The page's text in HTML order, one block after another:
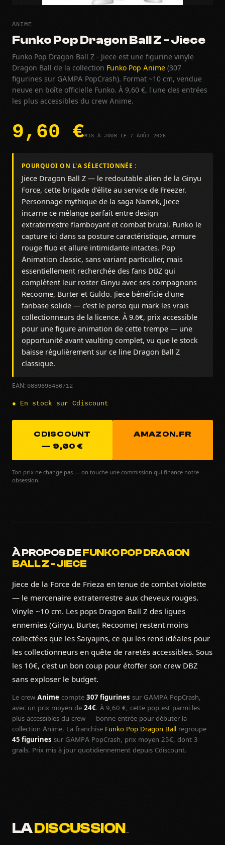
ANIME
Funko Pop Dragon Ball Z - Jiece
Funko Pop Dragon Ball Z - Jiece est une figurine vinyle
Dragon Ball de la collection Funko Pop Anime (307
figurines sur GAMPA PopCrash). Format ~10 cm, vendue
neuve en boîte officielle Funko. À 9,60 €, l'une des entrées
les plus accessibles du crew Anime.
9,60 €MIS À JOUR LE 7 AOÛT 2026
POURQUOI ON L'A SÉLECTIONNÉE :
Jiece Dragon Ball Z — le redoutable alien de la Ginyu
Force, cette brigade d'élite au service de Freezer.
Personnage mythique de la saga Namek, Jiece
incarne ce mélange parfait entre design
extraterrestre flamboyant et combat brutal. Funko le
capture ici dans sa posture caractéristique, armure
rouge fluo et allure intimidante intactes. Pop
Animation classic, sans variant particulier, mais
essentiellement recherchée des fans DBZ qui
complètent leur roster Ginyu avec ses compagnons
Recoome, Burter et Guldo. Jiece bénéficie d'une
fanbase solide — c'est le perso qui mark les vrais
collectionneurs de la licence. À 9.6€, prix accessible
pour une figure animation de cette trempe — une
opportunité avant vaulting complet, vu que le stock
baisse régulièrement sur ce line Dragon Ball Z
classique.
EAN: 0889698486712
● En stock sur Cdiscount
CDISCOUNT
— 9,60 €
AMAZON.FR
Ton prix ne change pas — on touche une commission qui finance notre
obsession.
À PROPOS DEFUNKO POP DRAGON
BALL Z - JIECE
Jiece de la Force de Frieza en tenue de combat violette
— le mercenaire extraterrestre aux cheveux rouges.
Vinyle ~10 cm. Les pops Dragon Ball Z des ligues
ennemies (Ginyu, Burter, Recoome) restent moins
collectées que les Saiyajins, ce qui les rend idéales pour
les collectionneurs en quête de raretés accessibles. Sous
les 10€, c'est un bon coup pour étoffer son crew DBZ
sans exploser le budget.
Le crew Anime compte 307 figurines sur GAMPA PopCrash,
avec un prix moyen de 24€. À 9,60 €, cette pop est parmi les
plus accessibles du crew — bonne entrée pour débuter la
collection Anime. La franchise Funko Pop Dragon Ball regroupe
45 figurines sur GAMPA PopCrash, prix moyen 25€, dont 3
grails. Prix mis à jour quotidiennement depuis Cdiscount.
LADISCUSSION…